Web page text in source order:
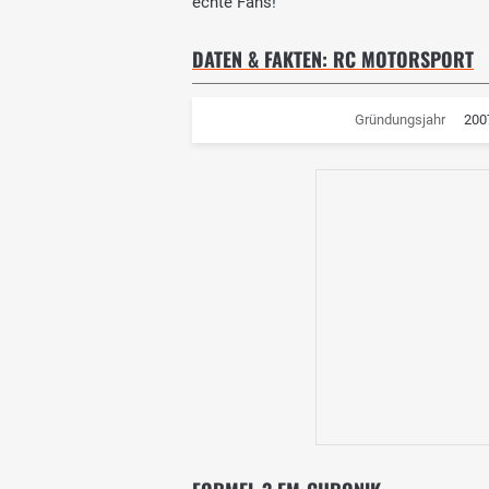
DATEN & FAKTEN: RC MOTORSPORT
Gründungsjahr